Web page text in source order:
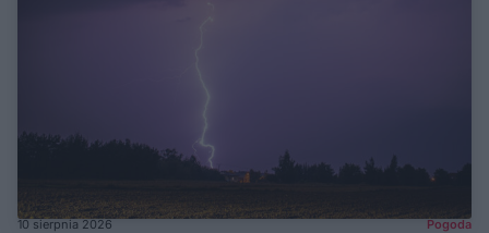
10 sierpnia 2026 Pogoda